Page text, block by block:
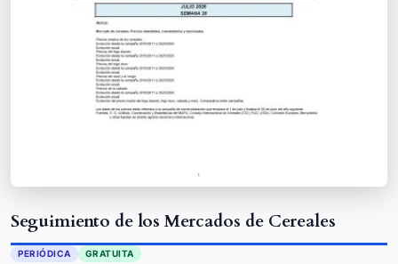
Seguimiento de los Mercados de Cereales
PERIÓDICA GRATUITA